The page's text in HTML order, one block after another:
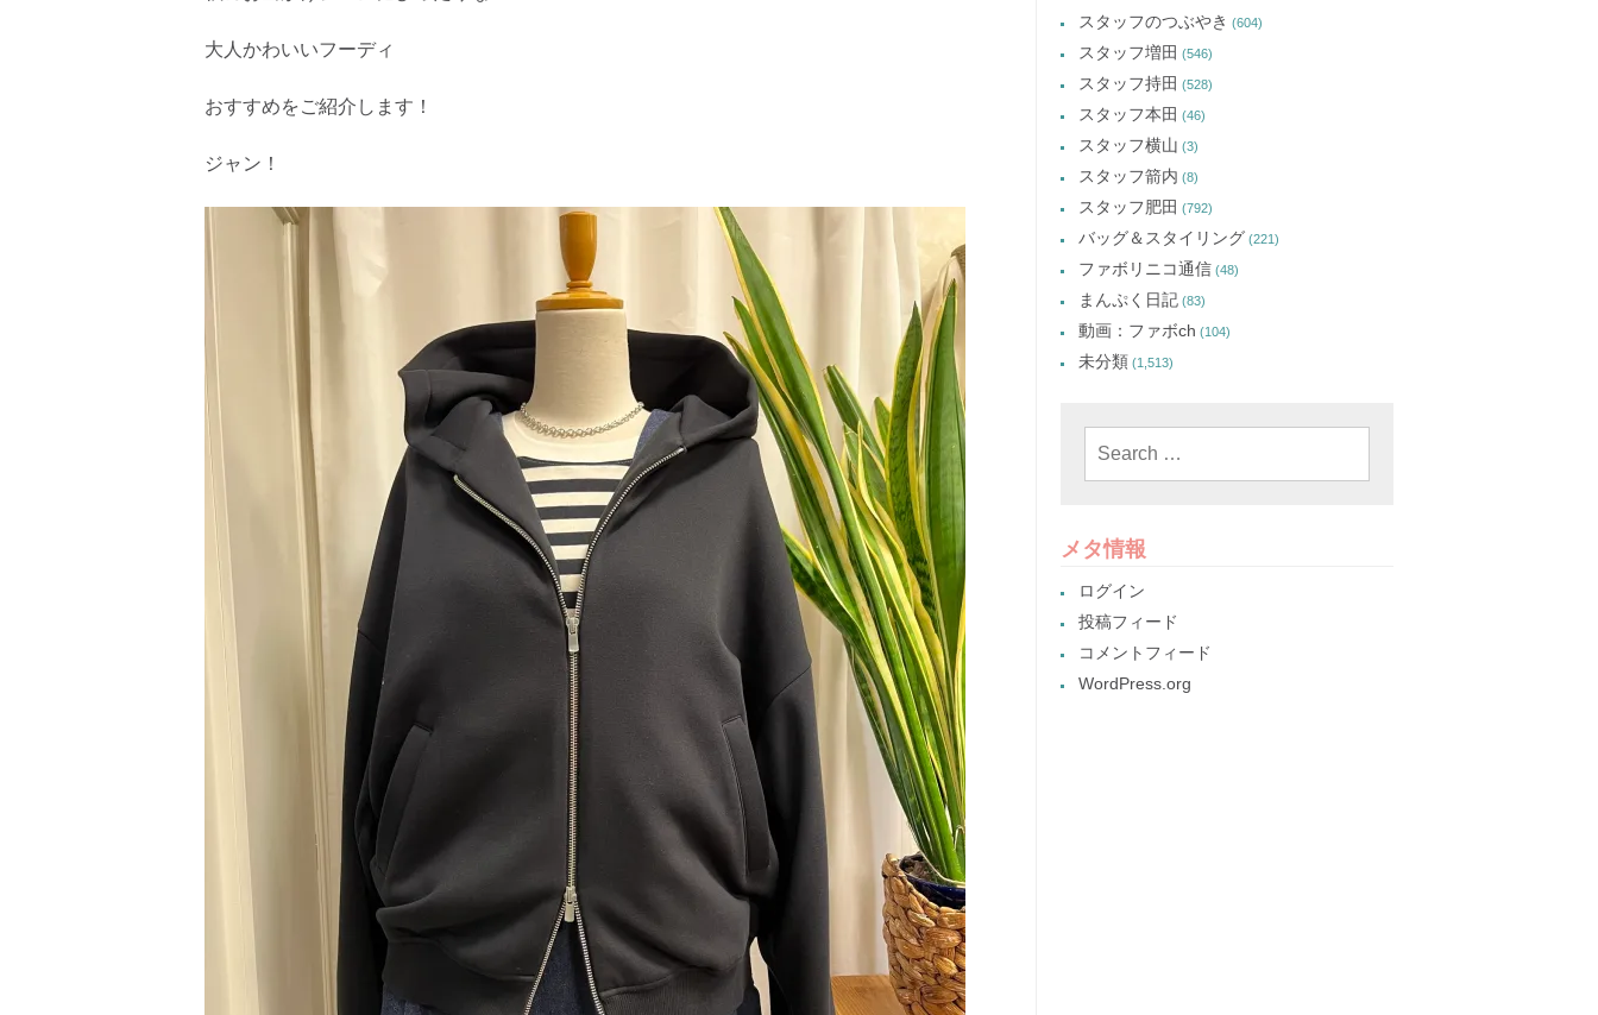
大人かわいいフーディ
おすすめをご紹介します！
ジャン！
スタッフのつぶやき (604)
スタッフ増田 (546)
スタッフ持田 (528)
スタッフ本田 (46)
スタッフ横山 (3)
スタッフ箭内 (8)
スタッフ肥田 (792)
バッグ＆スタイリング (221)
ファボリニコ通信 (48)
まんぷく日記 (83)
動画：ファボch (104)
未分類 (1,513)
メタ情報
ログイン
投稿フィード
コメントフィード
WordPress.org